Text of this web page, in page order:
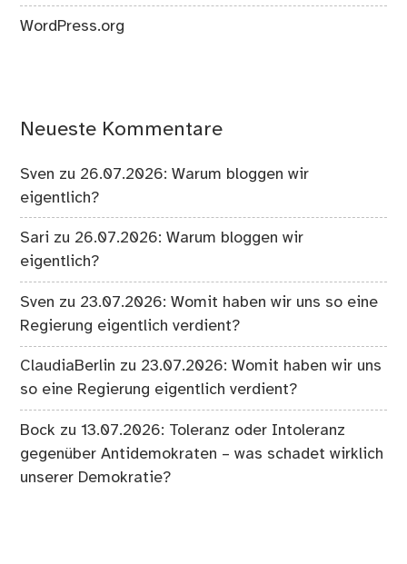
WordPress.org
Neueste Kommentare
Sven zu 26.07.2026: Warum bloggen wir
eigentlich?
Sari zu 26.07.2026: Warum bloggen wir
eigentlich?
Sven zu 23.07.2026: Womit haben wir uns so eine
Regierung eigentlich verdient?
ClaudiaBerlin zu 23.07.2026: Womit haben wir uns
so eine Regierung eigentlich verdient?
Bock zu13.07.2026: Toleranz oder Intoleranz
gegenüber Antidemokraten – was schadet wirklich
unserer Demokratie?